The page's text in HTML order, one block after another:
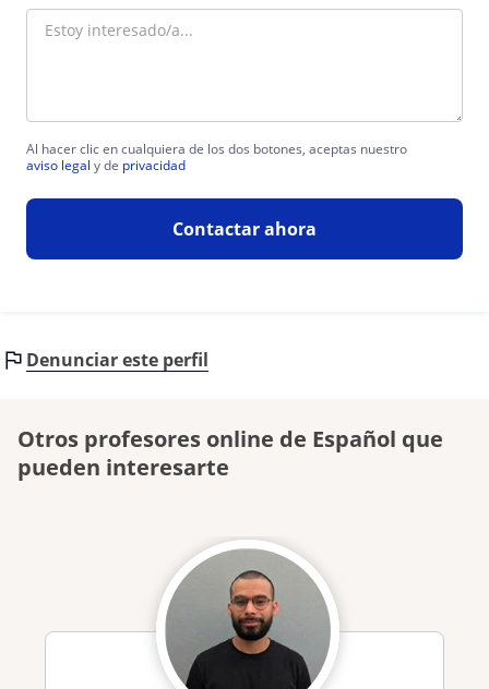
Al hacer clic en cualquiera de los dos botones, aceptas nuestro
aviso legal y de privacidad
Contactar ahora
Denunciar este perfil
Otros profesores online de Español que
pueden interesarte